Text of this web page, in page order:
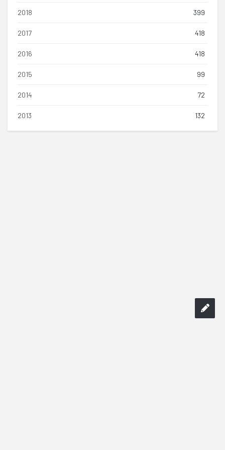
2018 399
2017 418
2016 418
2015 99
2014 72
2013 132